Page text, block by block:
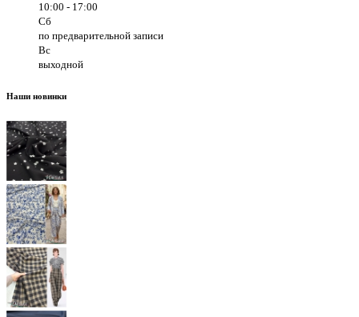
10:00 - 17:00
Сб
по предварительной записи
Вс
выходной
Наши новинки